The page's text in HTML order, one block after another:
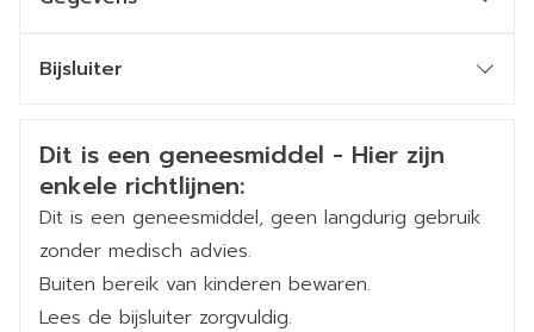
Gedurende 5 jaar bij patiënten met borstkanker in
Bij patiënten met borstkanker in een gevorderd
Innemen na een maaltijd
Merken Pfizer
Breedte 58 mm
Lengte 89 mm
Bijsluiter
Duits
Frans Frans
Veiligheidsinformatie
Dit is een geneesmiddel - Hier zijn
enkele richtlijnen:
Dit is een geneesmiddel, geen langdurig gebruik
zonder medisch advies.
Buiten bereik van kinderen bewaren.
Lees de bijsluiter zorgvuldig.